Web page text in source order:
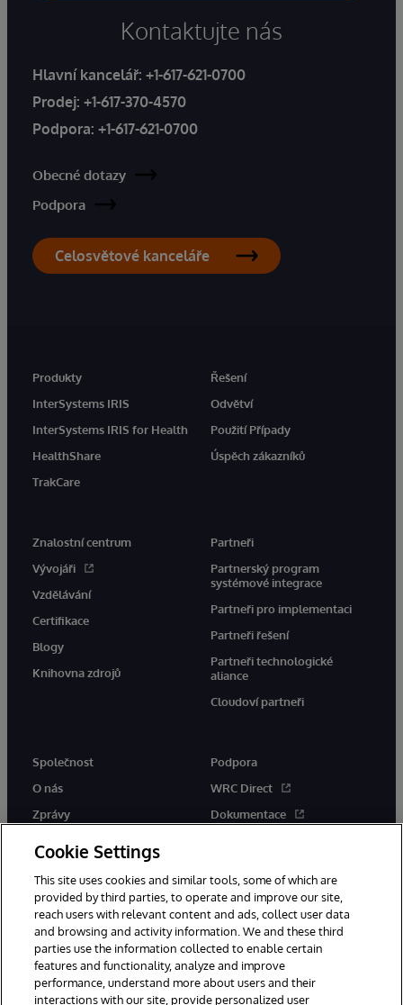
Kontaktujte nás
Hlavní kancelář: +1-617-621-0700
Prodej: +1-617-370-4570
Podpora: +1-617-621-0700
Obecné dotazy
Podpora
Celosvětové kanceláře
Produkty
InterSystems IRIS
InterSystems IRIS for Health
HealthShare
TrakCare
Řešení
Odvětví
Použití Případy
Úspěch zákazníků
Znalostní centrum
Vývojáři
Vzdělávání
Certifikace
Blogy
Knihovna zdrojů
Partneři
Partnerský program
systémové integrace
Partneři pro implementaci
Partneři řešení
Partneři technologické
aliance
Cloudoví partneři
Společnost
O nás
Zprávy
Podpora
WRC Direct
Dokumentace
© 1996-2026 InterSystems Corporation, Boston, MA. Všechna práva
vyhrazena.
Cookie Settings
This site uses cookies and similar tools, some of which are
provided by third parties, to operate and improve our site,
reach users with relevant content and ads, collect user data
and browsing and activity information. We and these third
parties use the information collected to enable certain
features and functionality, analyze and improve
performance, understand more about users and their
interactions with our site, provide personalized user